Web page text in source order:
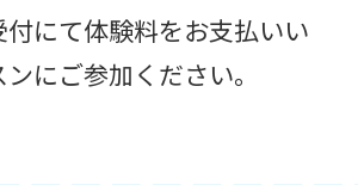
にて体験料をお支払いい
にご参加ください。